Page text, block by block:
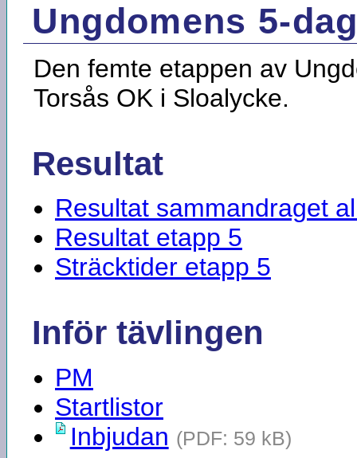
Ungdomens 5-
Den femte etappen av
Torsås OK i Sloalycke.
Resultat
Resultat sammandraget
Resultat etapp 5
Sträcktider etapp 5
Inför tävlingen
PM
Startlistor
Inbjudan (PDF: 59 kB)